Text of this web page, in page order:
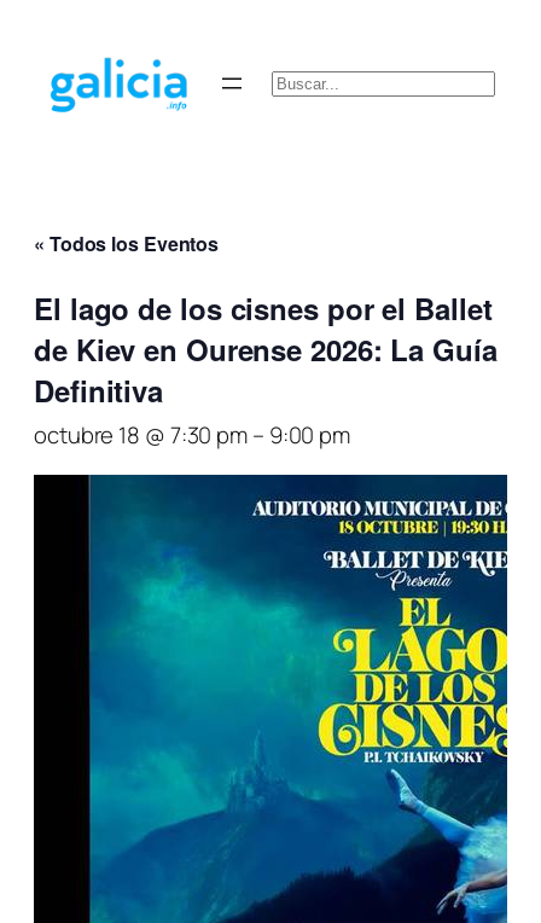
Buscar
« Todos los Eventos
El lago de los cisnes por el Ballet
de Kiev en Ourense 2026: La Guía
Definitiva
octubre 18 @ 7:30 pm– 9:00 pm